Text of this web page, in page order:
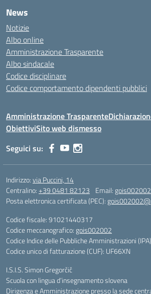
News
Notizie
Albo online
Amministrazione Trasparente
Albo sindacale
Codice disciplinare
Codice comportamento dipendenti pubblici
Amministrazione Trasparente
ObiettiviSito web dismesso
Seguici su:
Indirizzo:via Puccini, 14
Centralino:+39 0481 82123 Email:
Posta elettronica certificata (PEC):
Codice fiscale: 91021440317
Codice meccanografico: gois002002
Codice Indice delle Pubbliche Amministrazioni
Codice unico di fatturazione (CUF): UF66XN
I.S.I.S. Simon Gregorčič
Scuola con lingua d’insegnamento slovena
Dirigenza e Amministrazione presso la sede